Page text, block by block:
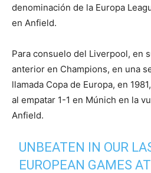
denominación de la Europa
en Anfield.
Para consuelo del Liverpool, en
anterior en Champions, en una
llamada Copa de Europa, en
al empatar 1-1 en Múnich en la
Anfield.
UNBEATEN IN OUR
EUROPEAN GAMES